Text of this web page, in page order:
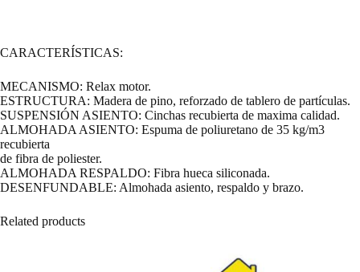
CARACTERÍSTICAS:
MECANISMO: Relax motor.
ESTRUCTURA: Madera de pino, reforzado de tablero de partículas.
SUSPENSIÓN ASIENTO: Cinchas recubierta de maxima calidad.
ALMOHADA ASIENTO: Espuma de poliuretano de 35 kg/m3
recubierta
de fibra de poliester.
ALMOHADA RESPALDO: Fibra hueca siliconada.
DESENFUNDABLE: Almohada asiento, respaldo y brazo.
Related products